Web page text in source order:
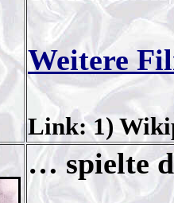
Weitere
Link: 1)
… spielte